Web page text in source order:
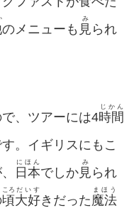
のメニューも 見
み
られ
、ツアーには4時間
じかん
。イギリスにもこ
日本
にほん
でしか見
み
られ
頃
ころ
大好
だいす
きだった魔法
まほう